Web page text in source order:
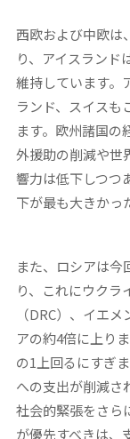
西欧および中欧は
り、アイスランド
維持しています。
ランド、スイスも
ます。欧州諸国の
外援助の削減や世
響力は低下しつつ
下が最も大きかっ
また、ロシアは
り、これにウクラ
（DRC）、イエ
アの約4倍に上り
の1上回るにすぎ
への支出が削減さ
社会的緊張をさら
が優先すべきは、